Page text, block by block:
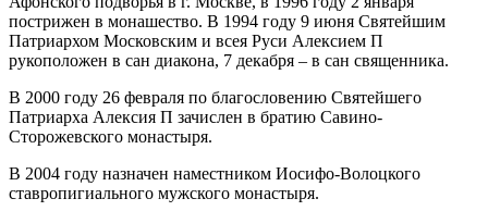
пострижен в монашество. В 1994 году 9 июня Святейшим
Патриархом Московским и всея Руси Алексием П
рукоположен в сан диакона, 7 декабря – в сан священника.
В 2000 году 26 февраля по благословению Святейшего
Патриарха Алексия П зачислен в братию Савино-
Сторожевского монастыря.
В 2004 году назначен наместником Иосифо-Волоцкого
ставропигиального мужского монастыря.